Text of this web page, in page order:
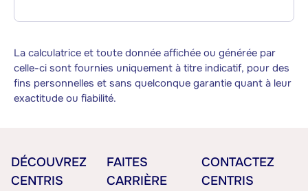
La calculatrice et toute donnée affichée ou générée par
celle-ci sont fournies uniquement à titre indicatif, pour des
fins personnelles et sans quelconque garantie quant à leur
exactitude ou fiabilité.
DÉCOUVREZ
CENTRIS
FAITES
CARRIÈRE
CONTACTEZ
CENTRIS